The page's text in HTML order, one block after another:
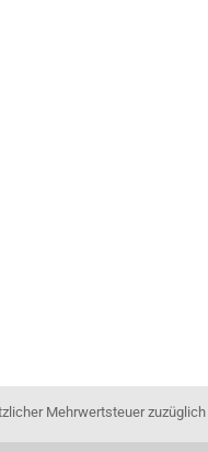
Mehrwertsteuer zuzüglich